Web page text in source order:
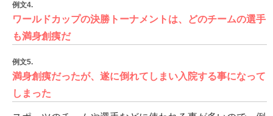
例文4.
ワールドカップの決勝トーナメントは、どのチームの選手
も満身創痍だ
例文5.
満身創痍だったが、遂に倒れてしまい入院する事になって
しまった